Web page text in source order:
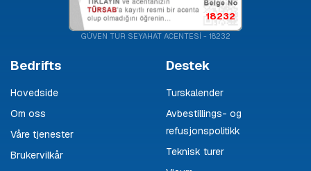
18232
GÜVEN TUR SEYAHAT ACENTESİ - 18232
Bedrifts
Hovedside
Om oss
Våre tjenester
Brukervilkår
Destek
Turskalender
Avbestillings- og
refusjonspolitikk
Teknisk turer